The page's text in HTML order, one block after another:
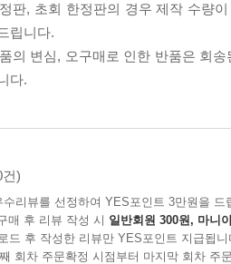
판, 초회 한정판의 경우 제작 수량
립니다.
의 변심, 오구매로 인한 반품은 회
다.
건)
수리뷰를 선정하여 YES포인트 3만원을 드
매 후 리뷰 작성 시 일반회원 300원, 마니
드 후 작성한 리뷰만 YES포인트 지급됩니
회차 주문확정 시점부터 마지막 회차 주